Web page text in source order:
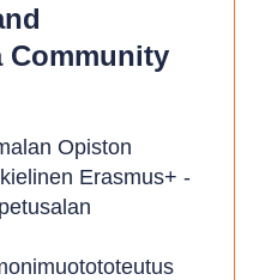
Community
Opiston
Erasmus+ -